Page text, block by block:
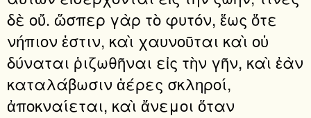
δὲ οὔ. ὥσπερ γὰρ τὸ φυτόν, ἕως ὅτε
νήπιον ἐστιν, καὶ χαυνοῦται καὶ οὐ
δύναται ῥιζωθῆναι εἰς τὴν γῆν, καὶ ἐὰν
καταλάβωσιν ἀέρες σκληροί,
ἀποκναίεται, καὶ ἄνεμοι ὅταν